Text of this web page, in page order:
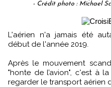
- Crédit photo : Michael
L'aérien n'a jamais été autant contesté que depuis le
début de l'année 2019.
Après le mouvement
"honte de l’avion", c'est à
regarder le transport aérien